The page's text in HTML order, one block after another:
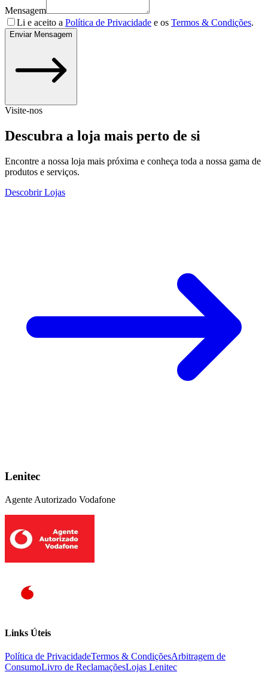
Mensagem
Li e aceito a Política de Privacidade e os Termos & Condições.
Enviar Mensagem
Visite-nos
Descubra a loja mais perto de si
Encontre a nossa loja mais próxima e conheça toda a nossa gama de
produtos e serviços.
Descobrir Lojas
Lenitec
Agente Autorizado Vodafone
Links Úteis
Política de PrivacidadeTermos & CondiçõesArbitragem de
ConsumoLivro de ReclamaçõesLojas Lenitec